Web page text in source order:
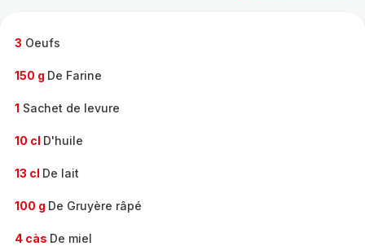
3 Oeufs
150 g De Farine
1 Sachet de levure
10 cl D'huile
13 cl De lait
100 g De Gruyère râpé
4 càs De miel